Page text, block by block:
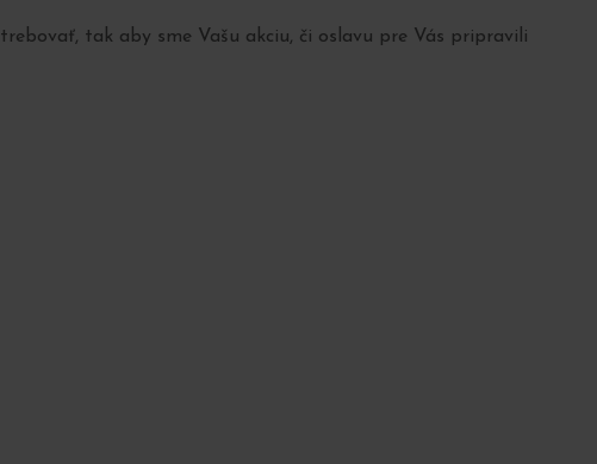
tak aby sme Vašu akciu, či oslavu pre Vás pripravili